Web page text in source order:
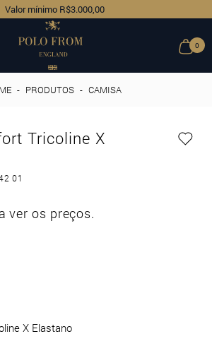
Valor mínimo R$3.000,00
0
- PRODUTOS - CAMISA
Tricoline X
01
ver os preços.
X Elastano